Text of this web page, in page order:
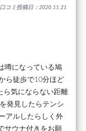
口コミ投稿日：2020.11.21
噂になっている鳩
ら徒歩で10分ほど
ら気にならない距離
発見したらテンシ
アルしたらしく外
サウナ付きをお願